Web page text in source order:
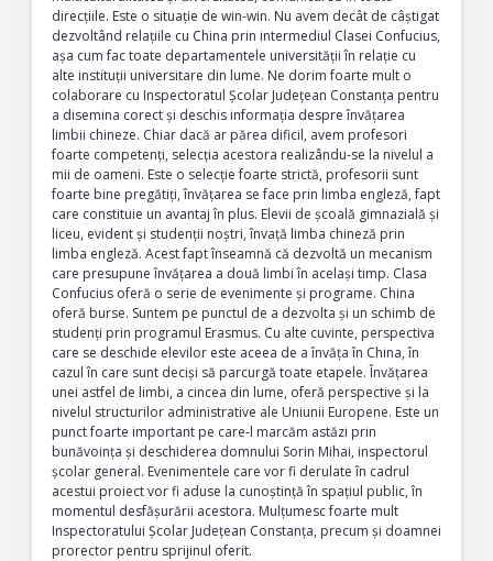
direcțiile. Este o situație de win-win. Nu avem decât de câștigat
dezvoltând relațiile cu China prin intermediul Clasei Confucius,
așa cum fac toate departamentele universității în relație cu
alte instituții universitare din lume. Ne dorim foarte mult o
colaborare cu Inspectoratul Școlar Județean Constanța pentru
a disemina corect și deschis informația despre învățarea
limbii chineze. Chiar dacă ar părea dificil, avem profesori
foarte competenți, selecția acestora realizându-se la nivelul a
mii de oameni. Este o selecție foarte strictă, profesorii sunt
foarte bine pregătiți, învățarea se face prin limba engleză, fapt
care constituie un avantaj în plus. Elevii de școală gimnazială și
liceu, evident și studenții noștri, învață limba chineză prin
limba engleză. Acest fapt înseamnă că dezvoltă un mecanism
care presupune învățarea a două limbi în același timp. Clasa
Confucius oferă o serie de evenimente și programe. China
oferă burse. Suntem pe punctul de a dezvolta și un schimb de
studenți prin programul Erasmus. Cu alte cuvinte, perspectiva
care se deschide elevilor este aceea de a învăța în China, în
cazul în care sunt deciși să parcurgă toate etapele. Învățarea
unei astfel de limbi, a cincea din lume, oferă perspective și la
nivelul structurilor administrative ale Uniunii Europene. Este un
punct foarte important pe care-l marcăm astăzi prin
bunăvoința și deschiderea domnului Sorin Mihai, inspectorul
școlar general. Evenimentele care vor fi derulate în cadrul
acestui proiect vor fi aduse la cunoștință în spațiul public, în
momentul desfășurării acestora. Mulțumesc foarte mult
Inspectoratului Școlar Județean Constanța, precum și doamnei
prorector pentru sprijinul oferit.